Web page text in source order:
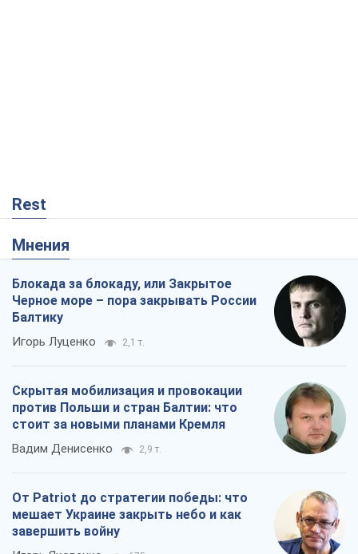
Rest
Мнения
Блокада за блокаду, или Закрытое
Черное море – пора закрывать России
Балтику
Игорь Луценко 2,1 т.
Скрытая мобилизация и провокации
против Польши и стран Балтии: что
стоит за новыми планами Кремля
Вадим Денисенко 2,9 т.
От Patriot до стратегии победы: что
мешает Украине закрыть небо и как
завершить войну